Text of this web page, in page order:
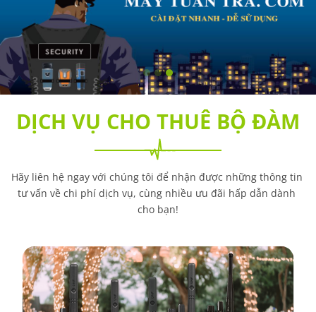
DỊCH VỤ CHO THUÊ BỘ ĐÀM
Hãy liên hệ ngay với chúng tôi để nhận được những thông tin
tư vấn về chi phí dịch vụ, cùng nhiều ưu đãi hấp dẫn dành
cho bạn!